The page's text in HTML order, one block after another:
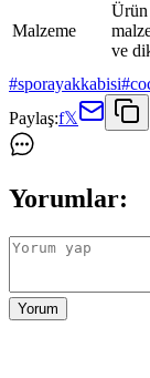
Malzeme
Ürün
ve
#sporayakkabisi#
Paylaş:f𝕏
Yorumlar:
Yorum